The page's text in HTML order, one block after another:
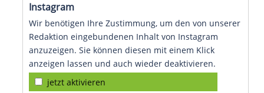
Instagram
Wir benötigen Ihre Zustimmung, um den von unserer
Redaktion eingebundenen Inhalt von Instagram
anzuzeigen. Sie können diesen mit einem Klick
anzeigen lassen und auch wieder deaktivieren.
jetzt aktivieren